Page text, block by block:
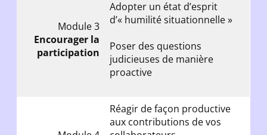
Module 3
Encourager la
participation
Adopter un état d’esprit
d’« humilité situationnelle »
Poser des questions
judicieuses de manière
proactive
Réagir de façon productive
aux contributions de vos